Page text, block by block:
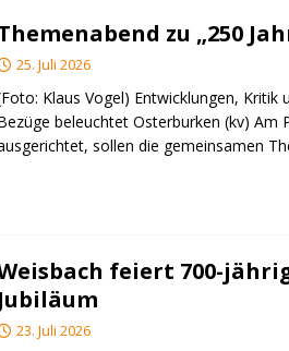
zu „250
25. Juli 2026
Klaus Vogel) Entwicklungen, Kritik
beleuchtet Osterburken (kv) Am
sollen die gemeinsamen
feiert 700-
Jubiläum
23. Juli 2026